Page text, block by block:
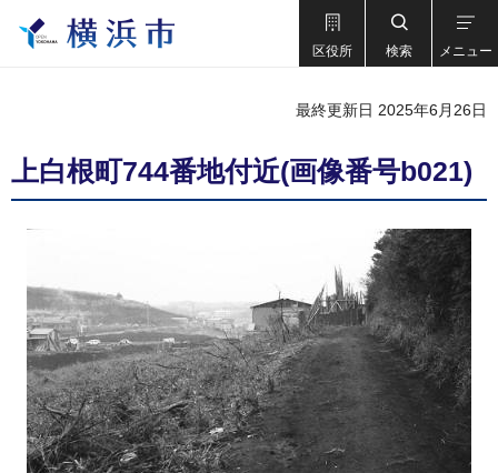
区役所 検索 メニュー
最終更新日 2025年6月26日
上白根町744番地付近(画像番号b021)